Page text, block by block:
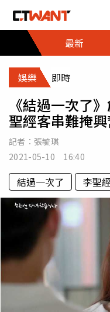
最新
娛樂 即時
《結過一次了
聖經客串難掩
記者： 張毓琪
2021-05-10 16:40
結過一次了 李聖經